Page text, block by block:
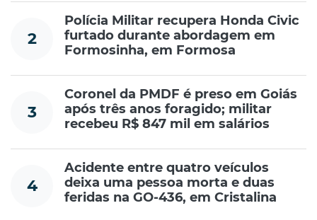
2
Polícia Militar recupera Honda Civic
furtado durante abordagem em
Formosinha, em Formosa
3
Coronel da PMDF é preso em Goiás
após três anos foragido; militar
recebeu R$ 847 mil em salários
4
Acidente entre quatro veículos
deixa uma pessoa morta e duas
feridas na GO-436, em Cristalina